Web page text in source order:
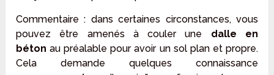
Commentaire : dans certaines circonstances, vous
pouvez être amenés à couler une dalle en
béton au préalable pour avoir un sol plan et propre.
Cela demande quelques connaissance